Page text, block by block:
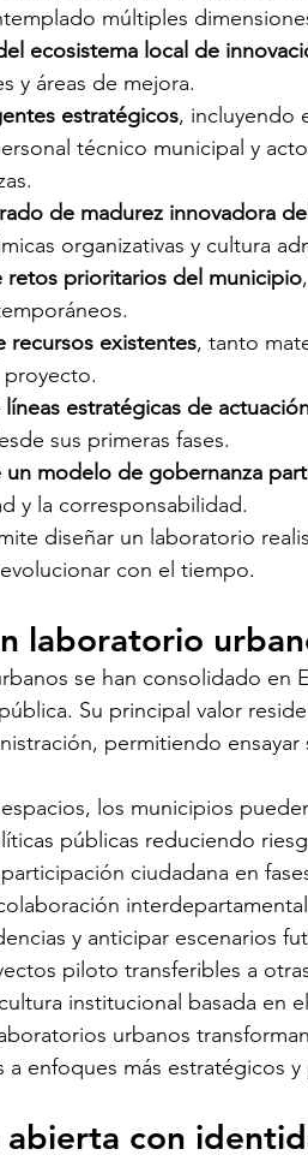
múltiples
ecosistema local de
y áreas de mejora.
estratégicos, incluyendo
técnico municipal y
de madurez innovadora
organizativas y cultura
retos prioritarios del municipio
recursos existentes, tanto
estratégicas de
sus primeras fases.
un modelo de gobernanza
y la corresponsabilidad.
diseñar un laboratorio
con el tiempo.
laboratorio
se han consolidado en
Su principal valor
permitiendo
los municipios
públicas reduciendo
ciudadana en
y anticipar escenarios
piloto transferibles a
institucional basada en
urbanos
a enfoques más estratégicos y
abierta con